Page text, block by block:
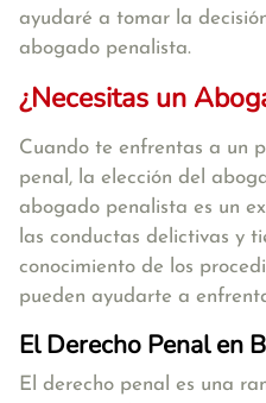
ayudaré a tomar la
abogado penalista.
¿Necesitas un
Cuando te enfrentas a un
penal, la elección del
abogado penalista es un
las conductas delictivas y
conocimiento de los
pueden ayudarte a
El Derecho Penal en
El derecho penal es una